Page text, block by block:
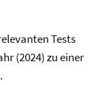
Tests
(2024) zu einer